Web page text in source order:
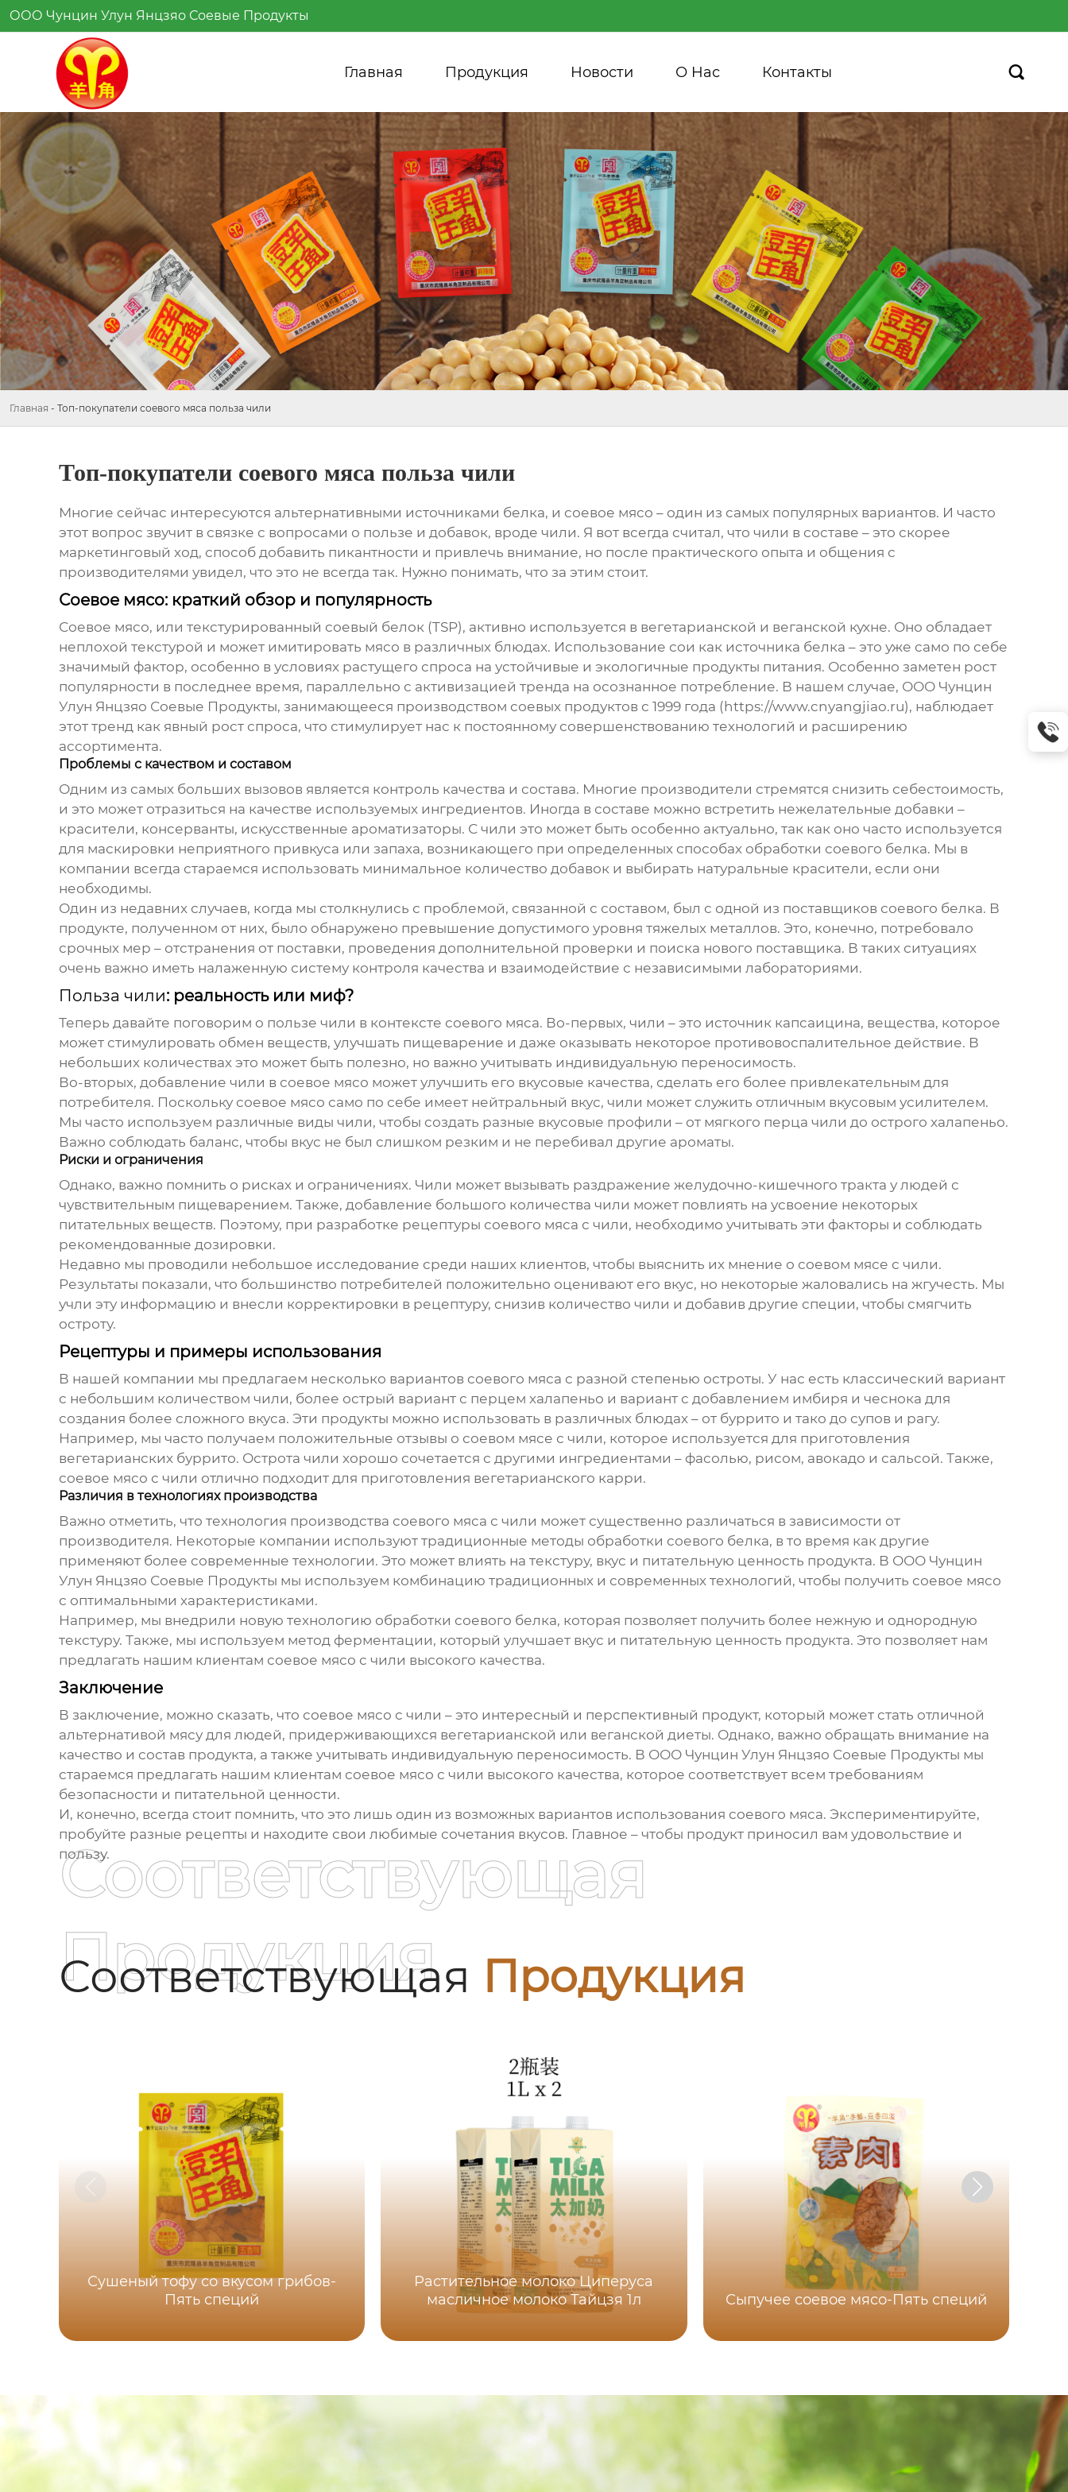
ООО Чунцин Улун Янцзяо Соевые Продукты
Главная Продукция Новости О Hас Контакты 
Главная - Топ-покупатели соевого мяса польза чили
Топ-покупатели соевого мяса польза чили
Многие сейчас интересуются альтернативными источниками белка, и соевое мясо – один из самых популярных вариантов. И часто
этот вопрос звучит в связке с вопросами о пользе и добавок, вроде чили. Я вот всегда считал, что чили в составе – это скорее
маркетинговый ход, способ добавить пикантности и привлечь внимание, но после практического опыта и общения с
производителями увидел, что это не всегда так. Нужно понимать, что за этим стоит.
Соевое мясо: краткий обзор и популярность
Соевое мясо, или текстурированный соевый белок (TSP), активно используется в вегетарианской и веганской кухне. Оно обладает
неплохой текстурой и может имитировать мясо в различных блюдах. Использование сои как источника белка – это уже само по себе
значимый фактор, особенно в условиях растущего спроса на устойчивые и экологичные продукты питания. Особенно заметен рост
популярности в последнее время, параллельно с активизацией тренда на осознанное потребление. В нашем случае, ООО Чунцин
Улун Янцзяо Соевые Продукты, занимающееся производством соевых продуктов с 1999 года (https://www.cnyangjiao.ru), наблюдает
этот тренд как явный рост спроса, что стимулирует нас к постоянному совершенствованию технологий и расширению
ассортимента.
Проблемы с качеством и составом
Одним из самых больших вызовов является контроль качества и состава. Многие производители стремятся снизить себестоимость,
и это может отразиться на качестве используемых ингредиентов. Иногда в составе можно встретить нежелательные добавки –
красители, консерванты, искусственные ароматизаторы. С чили это может быть особенно актуально, так как оно часто используется
для маскировки неприятного привкуса или запаха, возникающего при определенных способах обработки соевого белка. Мы в
компании всегда стараемся использовать минимальное количество добавок и выбирать натуральные красители, если они
необходимы.
Один из недавних случаев, когда мы столкнулись с проблемой, связанной с составом, был с одной из поставщиков соевого белка. В
продукте, полученном от них, было обнаружено превышение допустимого уровня тяжелых металлов. Это, конечно, потребовало
срочных мер – отстранения от поставки, проведения дополнительной проверки и поиска нового поставщика. В таких ситуациях
очень важно иметь налаженную систему контроля качества и взаимодействие с независимыми лабораториями.
Польза чили: реальность или миф?
Теперь давайте поговорим о пользе чили в контексте соевого мяса. Во-первых, чили – это источник капсаицина, вещества, которое
может стимулировать обмен веществ, улучшать пищеварение и даже оказывать некоторое противовоспалительное действие. В
небольших количествах это может быть полезно, но важно учитывать индивидуальную переносимость.
Во-вторых, добавление чили в соевое мясо может улучшить его вкусовые качества, сделать его более привлекательным для
потребителя. Поскольку соевое мясо само по себе имеет нейтральный вкус, чили может служить отличным вкусовым усилителем.
Мы часто используем различные виды чили, чтобы создать разные вкусовые профили – от мягкого перца чили до острого халапеньо.
Важно соблюдать баланс, чтобы вкус не был слишком резким и не перебивал другие ароматы.
Риски и ограничения
Однако, важно помнить о рисках и ограничениях. Чили может вызывать раздражение желудочно-кишечного тракта у людей с
чувствительным пищеварением. Также, добавление большого количества чили может повлиять на усвоение некоторых
питательных веществ. Поэтому, при разработке рецептуры соевого мяса с чили, необходимо учитывать эти факторы и соблюдать
рекомендованные дозировки.
Недавно мы проводили небольшое исследование среди наших клиентов, чтобы выяснить их мнение о соевом мясе с чили.
Результаты показали, что большинство потребителей положительно оценивают его вкус, но некоторые жаловались на жгучесть. Мы
учли эту информацию и внесли корректировки в рецептуру, снизив количество чили и добавив другие специи, чтобы смягчить
остроту.
Рецептуры и примеры использования
В нашей компании мы предлагаем несколько вариантов соевого мяса с разной степенью остроты. У нас есть классический вариант
с небольшим количеством чили, более острый вариант с перцем халапеньо и вариант с добавлением имбиря и чеснока для
создания более сложного вкуса. Эти продукты можно использовать в различных блюдах – от буррито и тако до супов и рагу.
Например, мы часто получаем положительные отзывы о соевом мясе с чили, которое используется для приготовления
вегетарианских буррито. Острота чили хорошо сочетается с другими ингредиентами – фасолью, рисом, авокадо и сальсой. Также,
соевое мясо с чили отлично подходит для приготовления вегетарианского карри.
Различия в технологиях производства
Важно отметить, что технология производства соевого мяса с чили может существенно различаться в зависимости от
производителя. Некоторые компании используют традиционные методы обработки соевого белка, в то время как другие
применяют более современные технологии. Это может влиять на текстуру, вкус и питательную ценность продукта. В ООО Чунцин
Улун Янцзяо Соевые Продукты мы используем комбинацию традиционных и современных технологий, чтобы получить соевое мясо
с оптимальными характеристиками.
Например, мы внедрили новую технологию обработки соевого белка, которая позволяет получить более нежную и однородную
текстуру. Также, мы используем метод ферментации, который улучшает вкус и питательную ценность продукта. Это позволяет нам
предлагать нашим клиентам соевое мясо с чили высокого качества.
Заключение
В заключение, можно сказать, что соевое мясо с чили – это интересный и перспективный продукт, который может стать отличной
альтернативой мясу для людей, придерживающихся вегетарианской или веганской диеты. Однако, важно обращать внимание на
качество и состав продукта, а также учитывать индивидуальную переносимость. В ООО Чунцин Улун Янцзяо Соевые Продукты мы
стараемся предлагать нашим клиентам соевое мясо с чили высокого качества, которое соответствует всем требованиям
безопасности и питательной ценности.
И, конечно, всегда стоит помнить, что это лишь один из возможных вариантов использования соевого мяса. Экспериментируйте,
пробуйте разные рецепты и находите свои любимые сочетания вкусов. Главное – чтобы продукт приносил вам удовольствие и
пользу.
Соответствующая Продукция
Соответствующая
Продукция
Сушеный тофу со вкусом грибов-
Пять специй
Растительное молоко Циперуса
масличное молоко Тайцзя 1л
Сыпучее соевое мясо-Пять специй